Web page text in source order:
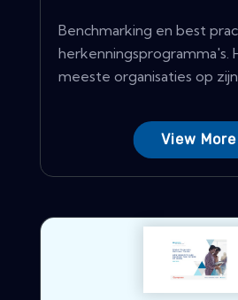
Benchmarking en best
herkenningsprogramma's.
meeste organisaties op zijn
View More